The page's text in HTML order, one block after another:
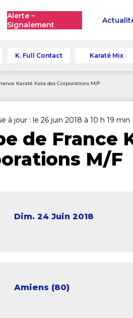
Alerte –
Signalement
K. Full Contact Karaté Mix
Karaté Kata des Corporations M/F
à jour : le 26 juin 2018 à 10 h 19 min
de France
M/F
Dim. 24 Juin 2018
Amiens (80)